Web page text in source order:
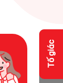
Tố giác